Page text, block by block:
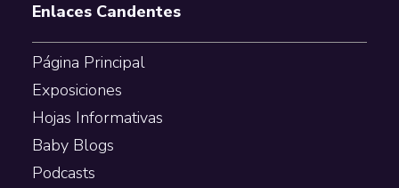
Enlaces Candentes
Página Principal
Exposiciones
Hojas Informativas
Baby Blogs
Podcasts